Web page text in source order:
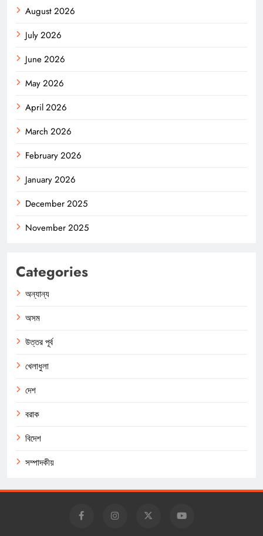
August 2026
July 2026
June 2026
May 2026
April 2026
March 2026
February 2026
January 2026
December 2025
November 2025
Categories
অন্যান্য
অসম
উত্তর পূর্ব
খেলাধুলা
দেশ
বরাক
বিদেশ
সম্পাদকীয়